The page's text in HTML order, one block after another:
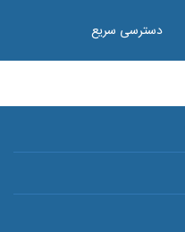
دسترسی سریع